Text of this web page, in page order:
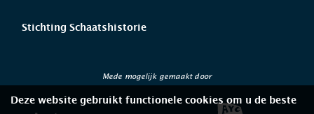
Stichting Schaatshistorie
Mede mogelijk gemaakt door
Deze website gebruikt functionele cookies om u de beste